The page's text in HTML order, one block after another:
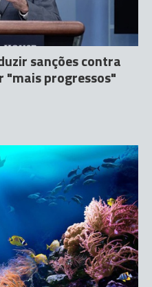
sanções contra
"mais progressos"